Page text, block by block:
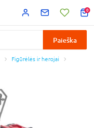
0
Paieška
Figūrėlės ir herojai